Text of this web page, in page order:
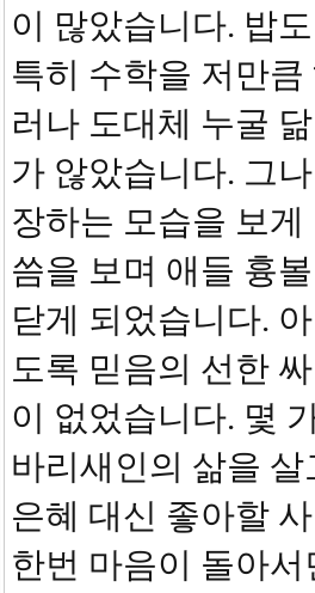
이 많았습니다. 밥
특히 수학을 저만
러나 도대체 누굴
가 않았습니다. 그
장하는 모습을 보
씀을 보며 애들 흉
닫게 되었습니다.
도록 믿음의 선한
이 없었습니다. 몇
바리새인의 삶을
은혜 대신 좋아할
한번 마음이 돌아